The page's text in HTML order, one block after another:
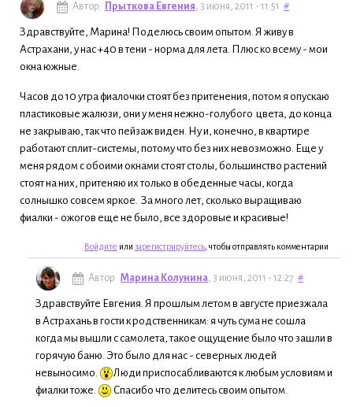
Автор: Прыткова Евгения, 3 июня, 2011 - 11:51 #
Здравствуйте, Марина! Поделюсь своим опытом. Я живу в
Астрахани, у нас +40 в тени - норма для лета. Плюс ко всему - мои
окна южные.
Часов до 10 утра фиалочки стоят без притенения, потом я опускаю
пластиковые жалюзи, они у меня нежно-голубого цвета, до конца
не закрываю, так что пейзаж виден. Ну и, конечно, в квартире
работают сплит-системы, потому что без них невозможно. Еще у
меня рядом с обоими окнами стоят столы, большинство растений
стоят на них, притеняю их только в обеденные часы, когда
солнышко совсем яркое. За много лет, сколько выращиваю
фиалки - ожогов еще не было, все здоровые и красивые!
Войдите или зарегистрируйтесь , чтобы отправлять комментарии
Автор: Марина Колунина, 3 июня, 2011 - 12:27 #
Здравствуйте Евгения. Я прошлым летом в августе приезжала
в Астрахань в гости к родственникам: я чуть сума не сошла
когда мы вышли с самолета, такое ощущение было что зашли в
горячую баню. Это было для нас - северных людей
невыносимо.
Люди приспосабливаются к любым условиям и
фиалки тоже.
Спасибо что делитесь своим опытом.